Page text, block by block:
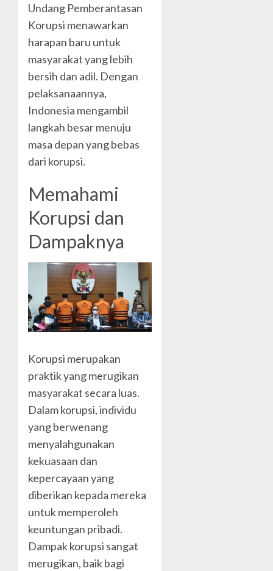
Undang Pemberantasan
Korupsi menawarkan
harapan baru untuk
masyarakat yang lebih
bersih dan adil. Dengan
pelaksanaannya,
Indonesia mengambil
langkah besar menuju
masa depan yang bebas
dari korupsi.
Memahami
Korupsi dan
Dampaknya
Korupsi merupakan
praktik yang merugikan
masyarakat secara luas.
Dalam korupsi, individu
yang berwenang
menyalahgunakan
kekuasaan dan
kepercayaan yang
diberikan kepada mereka
untuk memperoleh
keuntungan pribadi.
Dampak korupsi sangat
merugikan, baik bagi